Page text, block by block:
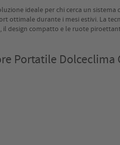
ideale per chi cerca un
ottimale durante i mesi estivi. La
design compatto e le ruote
Portatile Dolceclima